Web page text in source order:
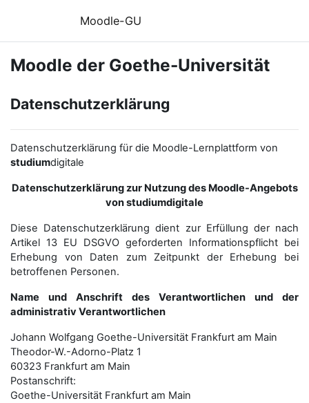
Moodle-GU
Moodle der Goethe-Universität
Datenschutzerklärung
Datenschutzerklärung für die Moodle-Lernplattform von
studiumdigitale
Datenschutzerklärung zur Nutzung des Moodle-Angebots
von studiumdigitale
Diese Datenschutzerklärung dient zur Erfüllung der nach
Artikel 13 EU DSGVO geforderten Informationspflicht bei
Erhebung von Daten zum Zeitpunkt der Erhebung bei
betroffenen Personen.
Name und Anschrift des Verantwortlichen und der
administrativ Verantwortlichen
Johann Wolfgang Goethe-Universität Frankfurt am Main
Theodor-W.-Adorno-Platz 1
60323 Frankfurt am Main
Postanschrift:
Goethe-Universität Frankfurt am Main